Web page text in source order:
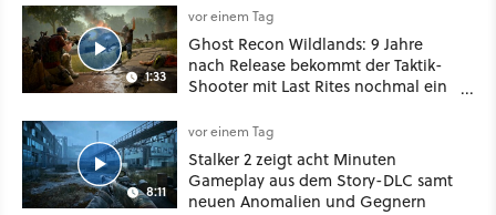
oder Diplomatie
1:33
vor einem Tag
Ghost Recon Wildlands: 9 Jahre
nach Release bekommt der Taktik-
Shooter mit Last Rites nochmal ein
8:11
vor einem Tag
Stalker 2 zeigt acht Minuten
Gameplay aus dem Story-DLC samt
neuen Anomalien und Gegnern